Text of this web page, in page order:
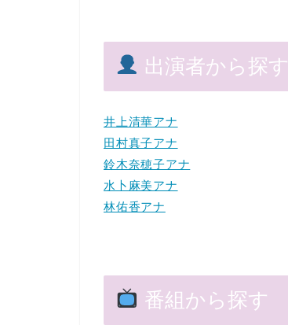
出演者から探す
井上清華アナ
田村真子アナ
鈴木奈穂子アナ
水卜麻美アナ
林佑香アナ
番組から探す